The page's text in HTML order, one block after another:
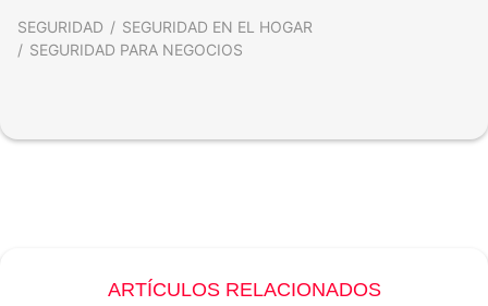
SEGURIDAD
SEGURIDAD EN EL HOGAR
SEGURIDAD PARA NEGOCIOS
ARTÍCULOS RELACIONADOS